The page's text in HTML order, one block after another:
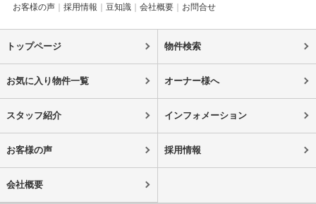
お客様の声
採用情報 豆知識 会社概要 お問合せ
トップページ 物件検索
お気に入り物件一覧 オーナー様へ
スタッフ紹介 インフォメーション
お客様の声 採用情報
会社概要